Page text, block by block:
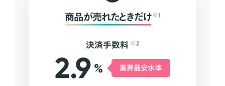
商品が売れたときだけ ※1
決済手数料 ※2
2.9 % 業界最安水準